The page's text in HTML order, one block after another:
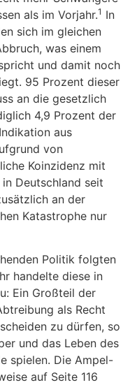
als im Vorjahr.1 In
sich im gleichen
was einem
und damit noch
95 Prozent dieser
an die gesetzlich
4,9 Prozent der
aus
von
Koinzidenz mit
Deutschland seit
an der
Katastrophe nur
Politik folgten
han­delte diese in
Ein Großteil der
als Recht
zu dürfen, so
und das Leben des
spielen. Die Ampel-
auf Seite 116